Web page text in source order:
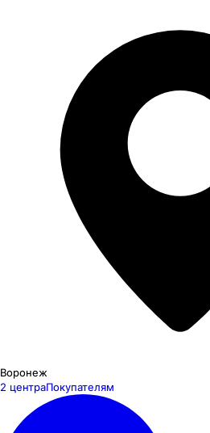
Воронеж
2 центраПокупателям